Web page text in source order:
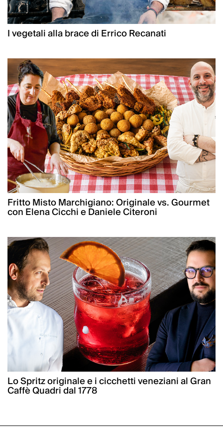
I vegetali alla brace di Errico Recanati
Fritto Misto Marchigiano: Originale vs. Gourmet
con Elena Cicchi e Daniele Citeroni
Lo Spritz originale e i cicchetti veneziani al Gran
Caffè Quadri dal 1778